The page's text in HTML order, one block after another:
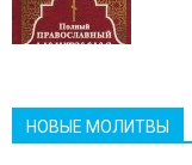
НОВЫЕ МОЛИТВЫ